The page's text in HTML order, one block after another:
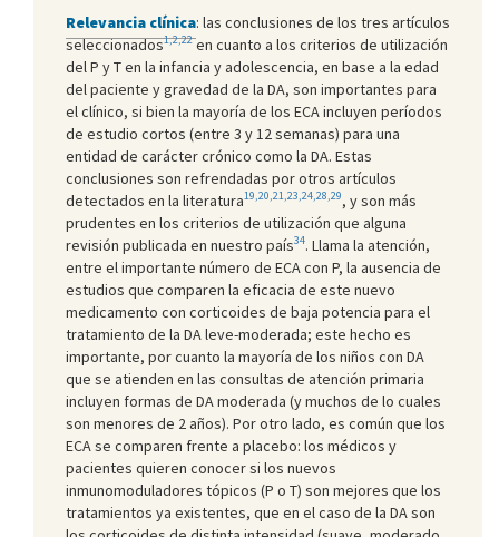
Relevancia clínica: las conclusiones de los tres artículos
seleccionados1,2,22en cuanto a los criterios de utilización
del P y T en la infancia y adolescencia, en base a la edad
del paciente y gravedad de la DA, son importantes para
el clínico, si bien la mayoría de los ECA incluyen períodos
de estudio cortos (entre 3 y 12 semanas) para una
entidad de carácter crónico como la DA. Estas
conclusiones son refrendadas por otros artículos
detectados en la literatura19,20,21,23,24,28,29, y son más
prudentes en los criterios de utilización que alguna
revisión publicada en nuestro país34. Llama la atención,
entre el importante número de ECA con P, la ausencia de
estudios que comparen la eficacia de este nuevo
medicamento con corticoides de baja potencia para el
tratamiento de la DA leve-moderada; este hecho es
importante, por cuanto la mayoría de los niños con DA
que se atienden en las consultas de atención primaria
incluyen formas de DA moderada (y muchos de lo cuales
son menores de 2 años). Por otro lado, es común que los
ECA se comparen frente a placebo: los médicos y
pacientes quieren conocer si los nuevos
inmunomoduladores tópicos (P o T) son mejores que los
tratamientos ya existentes, que en el caso de la DA son